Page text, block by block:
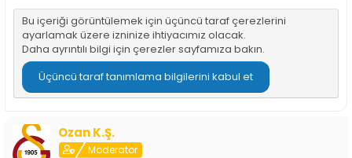
Bu içeriği görüntülemek için üçüncü taraf çerezlerini
ayarlamak üzere izninize ihtiyacımız olacak.
Daha ayrıntılı bilgi için çerezler sayfamıza bakın.
Üçüncü taraf tanımlama bilgilerini kabul et
Ozan K.Ş.
Moderator